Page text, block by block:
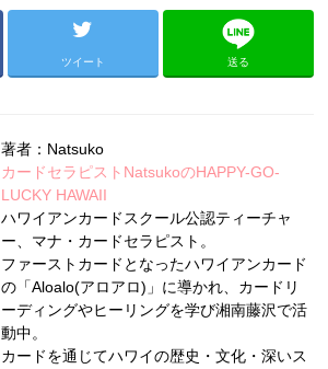
ツイート 送る
著者：Natsuko
カードセラピストNatsukoのHAPPY-GO-
LUCKY HAWAII
ハワイアンカードスクール公認ティーチャ
ー、マナ・カードセラピスト。
ファーストカードとなったハワイアンカード
の「Aloalo(アロアロ)」に導かれ、カードリ
ーディングやヒーリングを学び湘南藤沢で活
動中。
カードを通じてハワイの歴史・文化・深いス